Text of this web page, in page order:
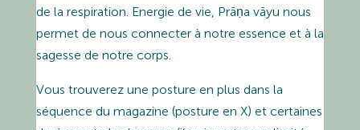
de la respiration. Energie de vie, Prāṇa vāyu nous
permet de nous connecter à notre essence et à la
sagesse de notre corps.
Vous trouverez une posture en plus dans la
séquence du magazine (posture en X) et certaines